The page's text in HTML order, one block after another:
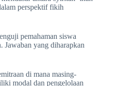
perspektif fikih
pemahaman siswa
Jawaban yang diharapkan
di mana masing-
modal dan pengelolaan